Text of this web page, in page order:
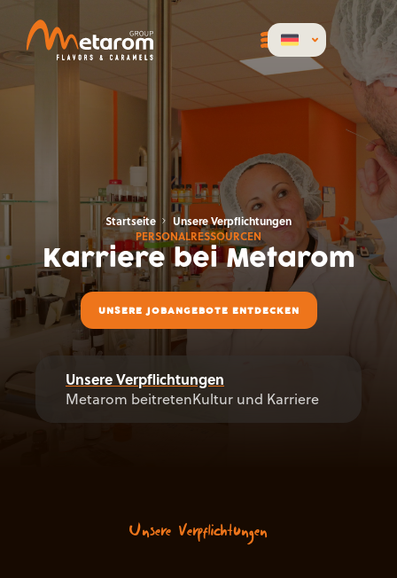
Startseite
Unsere Verpflichtungen
PERSONALRESSOURCEN
Karriere bei Metarom
UNSERE JOBANGEBOTE ENTDECKEN
Unsere Verpflichtungen
Metarom beitretenKultur und Karriere
Unsere Verpflichtungen